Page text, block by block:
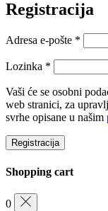
Registracija
Adresa e-pošte *
Lozinka *
Vaši će se osobni
web stranici, za
svrhe opisane u našim
Registracija
Shopping cart
0